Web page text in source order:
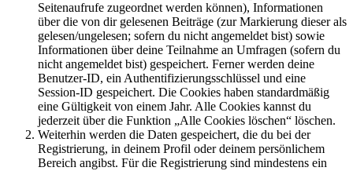
Seitenaufrufe zugeordnet werden können), Informationen
über die von dir gelesenen Beiträge (zur Markierung dieser als
gelesen/ungelesen; sofern du nicht angemeldet bist) sowie
Informationen über deine Teilnahme an Umfragen (sofern du
nicht angemeldet bist) gespeichert. Ferner werden deine
Benutzer-ID, ein Authentifizierungsschlüssel und eine
Session-ID gespeichert. Die Cookies haben standardmäßig
eine Gültigkeit von einem Jahr. Alle Cookies kannst du
jederzeit über die Funktion „Alle Cookies löschen“ löschen.
Weiterhin werden die Daten gespeichert, die du bei der
Registrierung, in deinem Profil oder deinem persönlichem
Bereich angibst. Für die Registrierung sind mindestens ein